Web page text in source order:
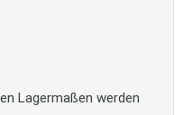
Lagermaßen werden